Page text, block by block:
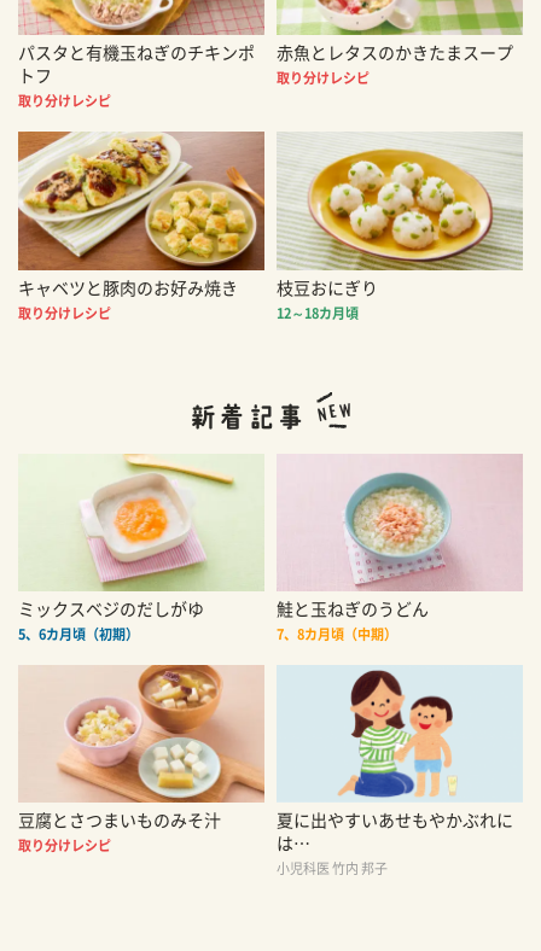
パスタと有機玉ねぎのチキンポ
トフ
取り分けレシピ
赤魚とレタスのかきたまスープ
取り分けレシピ
キャベツと豚肉のお好み焼き
取り分けレシピ
枝豆おにぎり
12～18カ月頃
ミックスベジのだしがゆ
5、6カ月頃（初期）
鮭と玉ねぎのうどん
7、8カ月頃（中期）
豆腐とさつまいものみそ汁
取り分けレシピ
夏に出やすいあせもやかぶれに
は…
小児科医 竹内 邦子